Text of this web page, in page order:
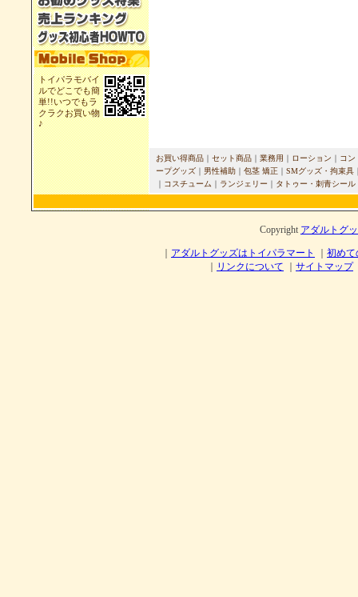
トイパラモバイ
ルでどこでも簡
単!!いつでもラ
クラクお買い物
♪
お買い得商品 ｜ セット商品 ｜ 業務用 ｜ ローション ｜ コン
ープグッズ ｜ 男性補助 ｜ 包茎 矯正 ｜ SMグッズ・拘束具
｜ コスチューム ｜ ランジェリー ｜ タトゥー・刺青シール
Copyright アダルトグ
アダルトグッズはトイパラマート
初めて
リンクについて サイトマップ